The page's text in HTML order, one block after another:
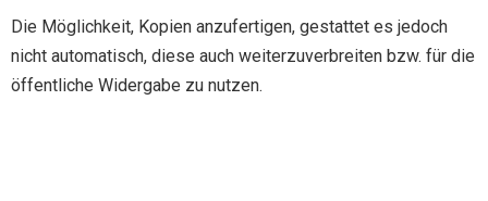
Die Möglichkeit, Kopien anzufertigen, gestattet es jedoch
nicht automatisch, diese auch weiterzuverbreiten bzw. für die
öffentliche Widergabe zu nutzen.